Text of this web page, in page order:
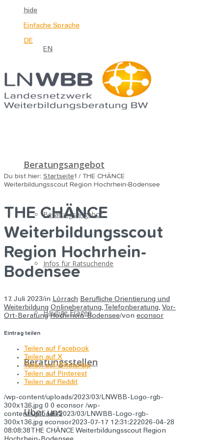
hide
Einfache Sprache
DE
EN
Beratungsangebot
Beratungsangebot
Infos für Ratsuchende
Häufige Fragen
Beratungsstellen
Über uns
Du bist hier: Startseite1 / THE CHÄNCE
Weiterbildungsscout Region Hochrhein-Bodensee
THE CHÄNCE
Weiterbildungsscout
Region Hochrhein-
Bodensee
17. Juli 2023/in Lörrach Berufliche Orientierung und
Weiterbildung Onlineberatung, Telefonberatung, Vor-
Ort-Beratung Hochrhein-Bodensee/von econsor
Eintrag teilen
Teilen auf Facebook
Teilen auf X
Teilen auf WhatsApp
Teilen auf Pinterest
Teilen auf Reddit
/wp-content/uploads/2023/03/LNWBB-Logo-rgb-
300x136.jpg 0 0 econsor /wp-
content/uploads/2023/03/LNWBB-Logo-rgb-
300x136.jpg econsor2023-07-17 12:31:222026-04-28
08:08:38 THE CHÄNCE Weiterbildungsscout Region